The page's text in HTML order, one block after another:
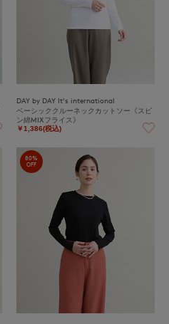
DAY by DAY It's international
ベーシッククルーネックカットソー《スビ
ン綿MIXフライス》
￥1,386(税込)
80%
OFF